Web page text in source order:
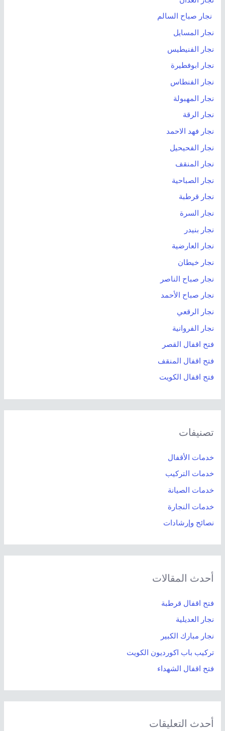
نجار صباح السالم
نجار المسايل
نجار الفنيطيس
نجار ابوفطيرة
نجار الفنطاس
نجار المهبولة
نجار الرقة
نجار فهد الاحمد
نجار الفحيحيل
نجار المنقف
نجار الصباحية
نجار قرطبة
نجار السرة
نجار بنيدر
نجار العارضية
نجار خيطان
نجار صباح الناصر
نجار صباح الأحمد
نجار الرقعي
نجار الفروانية
فتح اقفال القصر
فتح اقفال المنقف
فتح اقفال الكويت
تصنيفات
خدمات الأقفال
خدمات التركيب
خدمات الصيانة
خدمات النجارة
نصائح وإرشادات
أحدث المقالات
فتح اقفال قرطبة
نجار العديلية
نجار مبارك الكبير
تركيب باب اكورديون الكويت
فتح اقفال الشهداء
أحدث التعليقات